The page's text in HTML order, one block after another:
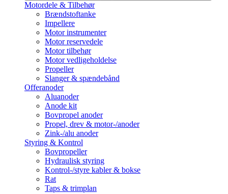
Motordele & Tilbehør
Brændstoftanke
Impellere
Motor instrumenter
Motor reservedele
Motor tilbehør
Motor vedligeholdelse
Propeller
Slanger & spændebånd
Offeranoder
Aluanoder
Anode kit
Bovpropel anoder
Propel, drev & motor-/anoder
Zink-/alu anoder
Styring & Kontrol
Bovpropeller
Hydraulisk styring
Kontrol-/styre kabler & bokse
Rat
Taps & trimplan